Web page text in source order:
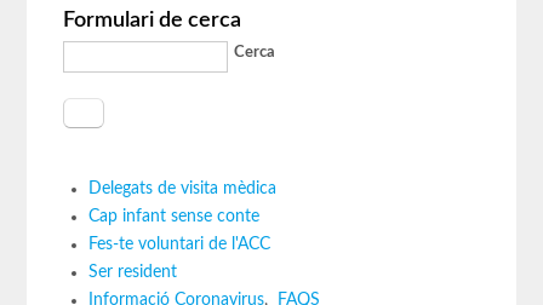
Formulari de cerca
Cerca
Delegats de visita mèdica
Cap infant sense conte
Fes-te voluntari de l'ACC
Ser resident
Informació Coronavirus,
FAQS